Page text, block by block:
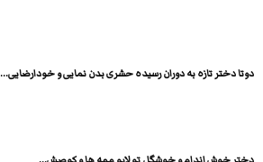
دوتا دختر تازه به دوران رسیده حشری بدن نمایی و خودارضایی...